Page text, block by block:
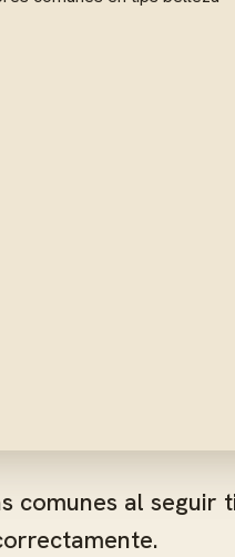
comunes al